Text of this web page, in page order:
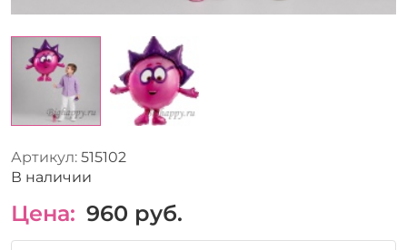
Артикул: 515102
В наличии
Цена: 960 руб.